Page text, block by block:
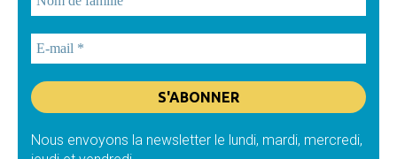
Nous envoyons la newsletter le lundi, mardi, mercredi,